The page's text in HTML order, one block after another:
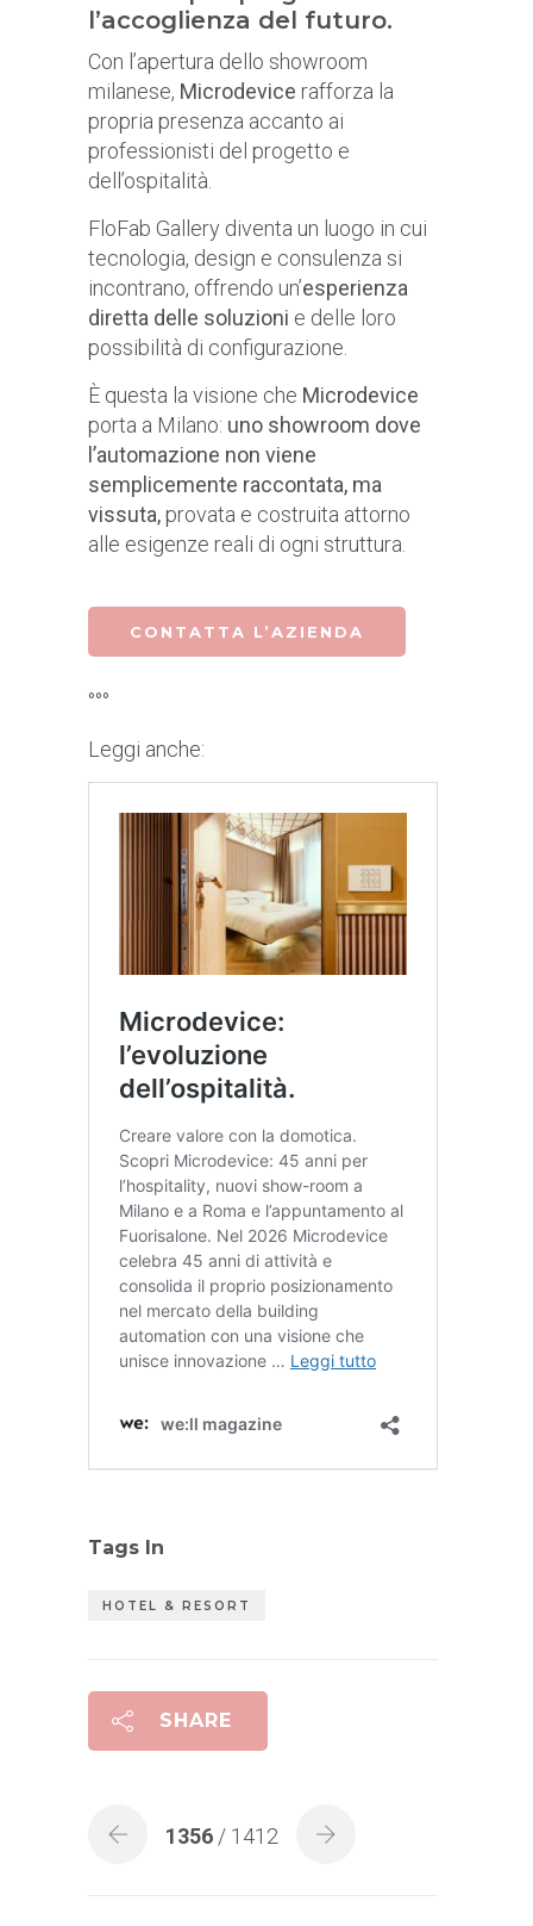
l’accoglienza del futuro.
Con l’apertura dello showroom
milanese, Microdevice rafforza la
propria presenza accanto ai
professionisti del progetto e
dell’ospitalità.
FloFab Gallery diventa un luogo in cui
tecnologia, design e consulenza si
incontrano, offrendo un’esperienza
diretta delle soluzioni e delle loro
possibilità di configurazione.
È questa la visione che Microdevice
porta a Milano: uno showroom dove
l’automazione non viene
semplicemente raccontata, ma
vissuta,provata e costruita attorno
alle esigenze reali di ogni struttura.
CONTATTA L’AZIENDA
°°°
Leggi anche:
Tags In
HOTEL & RESORT
SHARE
1356 / 1412